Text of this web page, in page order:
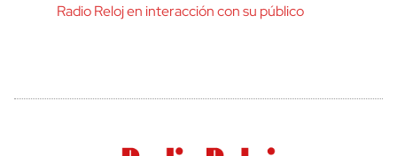
Radio Reloj en interacción con su público